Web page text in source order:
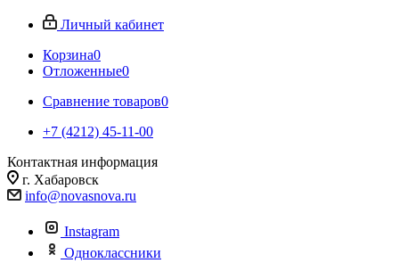
Личный кабинет
Корзина0
Отложенные0
Сравнение товаров0
+7 (4212) 45-11-00
Контактная информация
г. Хабаровск
info@novasnova.ru
Instagram
Одноклассники